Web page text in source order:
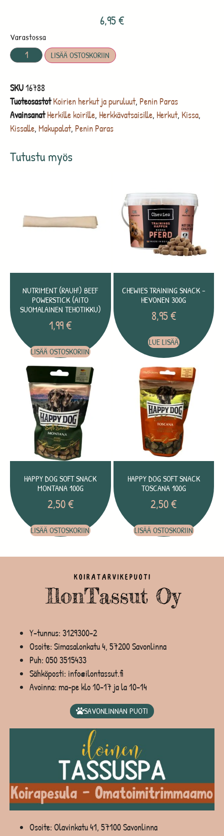
Tutustu myös
NUTRIMENT (RAUH!) BEEF
POWERSTICK (AITO
SUOMALAINEN TEHOTIKKU)
1,99€
LISÄÄ OSTOSKORIIN
CHEWIES TRAINING SNACK –
HEVONEN 300G
8,95€
LUE LISÄÄ
HAPPY DOG SOFT SNACK
MONTANA 100G
2,50€
LISÄÄ OSTOSKORIIN
HAPPY DOG SOFT SNACK
TOSCANA 100G
2,50€
LISÄÄ OSTOSKORIIN
6,95€
Varastossa
LISÄÄ OSTOSKORIIN
SKU16788
Tuoteosastot Koirien herkut ja puruluut, Penin Paras
Avainsanat Herkille koirille, Herkkävatsaisille, Herkut, Kissa,
Kissalle, Makupalat, Penin Paras
Y-tunnus: 3129300-2
Osoite: Simasalonkatu 4, 57200 Savonlinna
Puh: 050 3515433
Sähköposti: info@ilontassut.fi
Avoinna: ma-pe klo 10-17 ja la 10-14
SAVONLINNAN PUOTI
Osoite: Olavinkatu 41, 57100 Savonlinna